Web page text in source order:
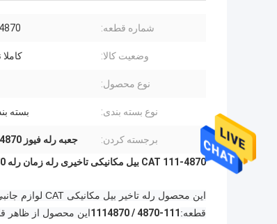
شماره قطعه: 1114870
وضعیت کالا:
نوع محصول:
نوع بسته بندی: بسته
برجسته کردن: جعبه رله فیوز 1114870
111-4870 CAT بیل مکانیکی تاخیری رله زمان رله 1114870 E320B
این محصول رله تاخیر بیل مکانیکی CAT لوازم جانبی رله زمانی مدل های قابل اجرا می باشد :
قطعه: 111-4870 / 1114870
این محصول از ظاهر